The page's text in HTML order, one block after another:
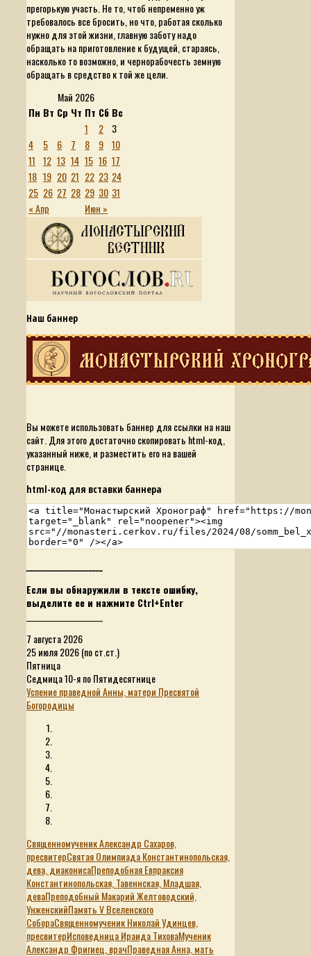
прегорькую участь. Не то, чтоб непременно уж
требовалось все бросить, но что, работая сколько
нужно для этой жизни, главную заботу надо
обращать на приготовление к будущей, стараясь,
насколько то возможно, и чернорабочесть земную
обращать в средство к той же цели.
Май 2026
Пн Вт Ср Чт Пт Сб Вс
« Апр Июн »
1 2
3
4
5 6 7 8 9 10
11 12 13 14 15 16 17
18 19 20 21 22 23 24
25 26 27 28 29 30 31
Наш баннер
Вы можете использовать баннер для ссылки на наш
сайт. Для этого достаточно скопировать html-код,
указанный ниже, и разместить его на вашей
странице.
html-код для вставки баннера
Если вы обнаружили в тексте ошибку,
выделите ее и нажмите Ctrl+Enter
7 августа 2026
25 июля 2026 (по ст.ст.)
Пятница
Седмица 10-я по Пятидесятнице
Успение праведной Анны, матери Пресвятой
Богородицы
Священномученик Александр Сахаров,
пресвитерСвятая Олимпиада Константинопольская,
дева, диаконисаПреподобная Евпраксия
Константинопольская, Тавеннская, Младшая,
деваПреподобный Макарий Желтоводский,
УнженскийПамять V Вселенского
СобораСвященномученик Николай Удинцев,
пресвитерИсповедница Ираида ТиховаМученик
Александр Фригиец, врачПраведная Анна, мать